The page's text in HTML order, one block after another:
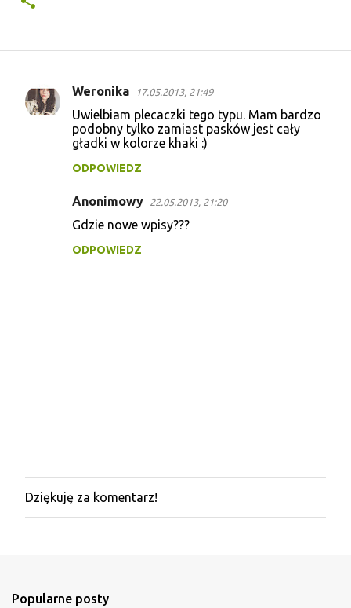
K
Weronika 17.05.2013, 21:49
Uwielbiam plecaczki tego typu. Mam bardzo
podobny tylko zamiast pasków jest cały
gładki w kolorze khaki :)
ODPOWIEDZ
Anonimowy 22.05.2013, 21:20
Gdzie nowe wpisy???
ODPOWIEDZ
P
r
j
Dziękuję za komentarz!
Popularne posty